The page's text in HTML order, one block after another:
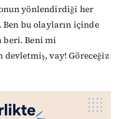
yönlendirdiği her
Ben bu olayların içinde
beri. Beni mi
devletmiş, vay! Göreceğiz